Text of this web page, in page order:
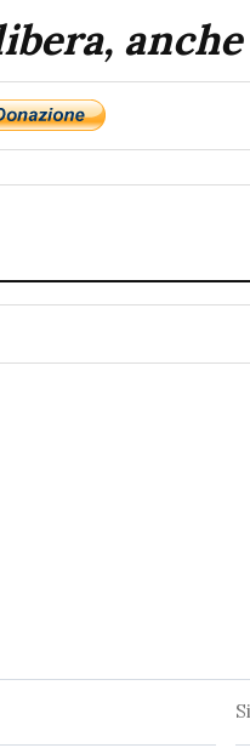
anche